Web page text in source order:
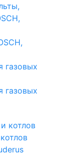
газовых
газовых